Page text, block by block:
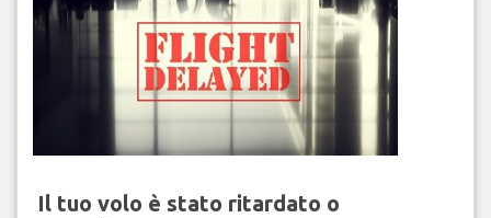
Il tuo volo è stato ritardato o